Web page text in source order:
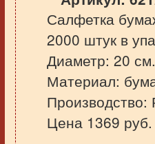
Салфетка
2000 штук в
Диаметр: 20 см.
Материал:
Производство:
Цена 1369 руб.